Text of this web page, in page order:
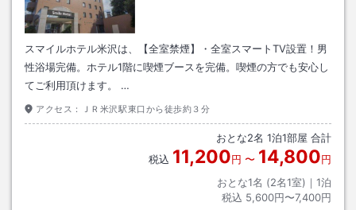
スマイルホテル米沢は、【全室禁煙】・全室スマートTV設置！男
性浴場完備。ホテル1階に喫煙ブースを完備。喫煙の方でも安心し
てご利用頂けます。 …
アクセス： ＪＲ米沢駅東口から徒歩約３分
おとな2名 1泊1部屋 合計
税込 11,200円 〜 14,800円
おとな1名 (2名1室)｜ 1泊
税込 5,600円〜7,400円